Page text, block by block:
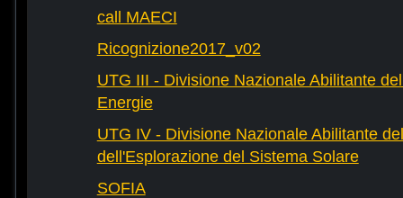
call MAECI
Ricognizione2017_v02
UTG III - Divisione Nazionale Abilitante
Energie
UTG IV - Divisione Nazionale Abilitante
dell'Esplorazione del Sistema Solare
SOFIA